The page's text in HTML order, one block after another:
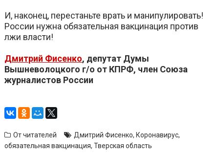
И, наконец, перестаньте врать и манипулировать!
России нужна обязательная вакцинация против
лжи власти!
Дмитрий Фисенко, депутат Думы
Вышневолоцкого г/о от КПРФ, член Союза
журналистов России
От читателей Дмитрий Фисенко, Коронавирус,
обязательная вакцинация,Тверская область